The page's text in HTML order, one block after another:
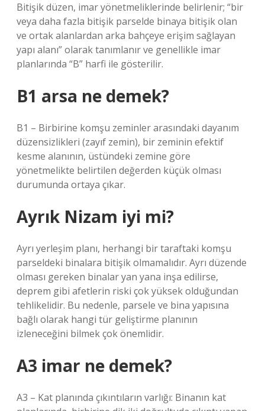
Bitişik düzen, imar yönetmeliklerinde belirlenir; “bir
veya daha fazla bitişik parselde binaya bitişik olan
ve ortak alanlardan arka bahçeye erişim sağlayan
yapı alanı” olarak tanımlanır ve genellikle imar
planlarında “B” harfi ile gösterilir.
B1 arsa ne demek?
B1 – Birbirine komşu zeminler arasındaki dayanım
düzensizlikleri (zayıf zemin), bir zeminin efektif
kesme alanının, üstündeki zemine göre
yönetmelikte belirtilen değerden küçük olması
durumunda ortaya çıkar.
Ayrık Nizam iyi mi?
Ayrı yerleşim planı, herhangi bir taraftaki komşu
parseldeki binalara bitişik olmamalıdır. Ayrı düzende
olması gereken binalar yan yana inşa edilirse,
deprem gibi afetlerin riski çok yüksek olduğundan
tehlikelidir. Bu nedenle, parsele ve bina yapısına
bağlı olarak hangi tür geliştirme planının
izleneceğini bilmek çok önemlidir.
A3 imar ne demek?
A3 – Kat planında çıkıntıların varlığı: Binanın kat